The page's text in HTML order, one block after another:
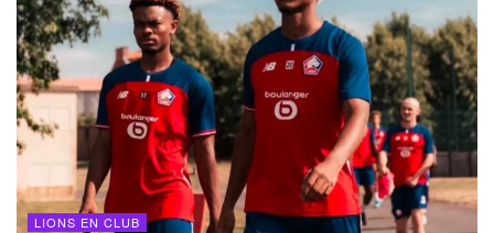
LIONS EN CLUB